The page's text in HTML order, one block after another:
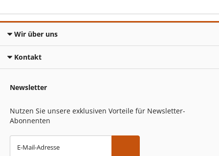
Wir über uns
Kontakt
Newsletter
Nutzen Sie unsere exklusiven Vorteile für Newsletter-
Abonnenten
E-Mail-Adresse